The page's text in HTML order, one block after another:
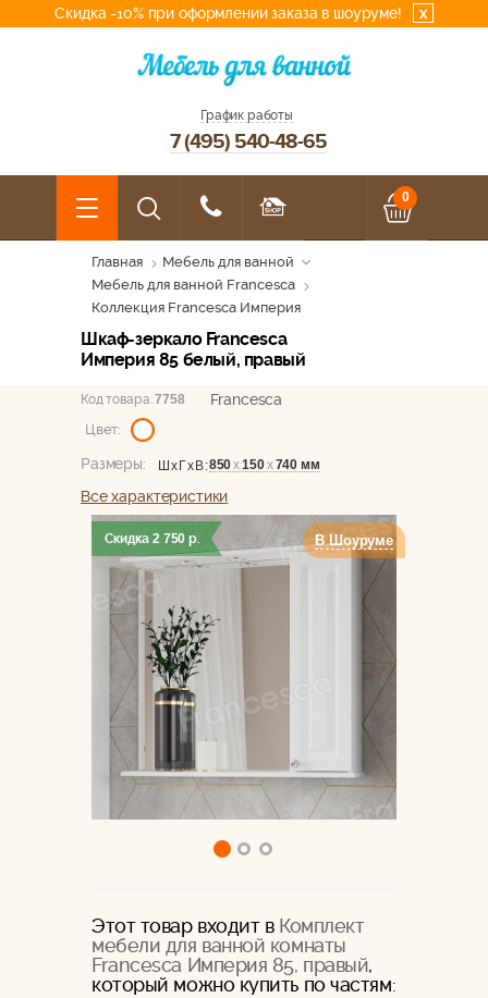
Скидка -10% при оформлении заказа в шоуруме! x
График работы
7 (495) 540-48-65
0
Главная
Мебель для ванной
Мебель для ванной Francesca
Коллекция Francesca Империя
Шкаф-зеркало Francesca
Империя 85 белый, правый
Код товара: 7758 Francesca
Цвет:
Размеры: ШхГхВ:850х150х740 мм
Все характеристики
Скидка 2 750 р. В Шоуруме
Этот товар входит в Комплект
мебели для ванной комнаты
Francesca Империя 85, правый,
который можно купить по частям: